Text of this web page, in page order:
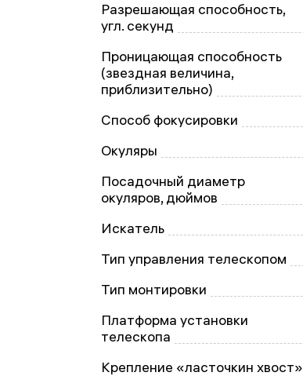
Разрешающая способность,
угл. секунд
Проницающая способность
(звездная величина,
приблизительно)
Способ фокусировки
Окуляры
Посадочный диаметр
окуляров, дюймов
Искатель
Тип управления телескопом
Тип монтировки
Платформа установки
телескопа
Крепление «ласточкин хвост»